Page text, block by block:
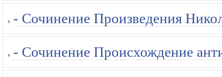
- Сочинение Произведения
- Сочинение Происхождение